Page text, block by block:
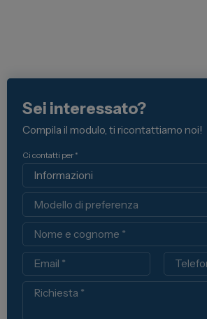
Sei interessato?
Compila il modulo, ti ricontattiamo noi!
Ci contatti per *
Modello
Nome
Email Telefono
Richiesta